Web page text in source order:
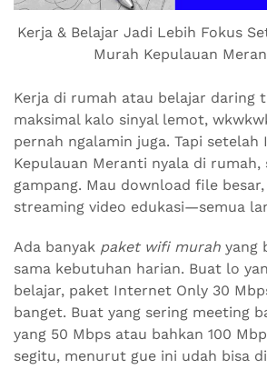
Kerja & Belajar Jadi Lebih Fokus
Murah Kepulauan
Kerja di rumah atau belajar daring
maksimal kalo sinyal lemot,
pernah ngalamin juga. Tapi setelah
Kepulauan Meranti nyala di rumah,
gampang. Mau download file
streaming video edukasi—semua
Ada banyak paket wifi murah yang
sama kebutuhan harian. Buat lo
belajar, paket Internet Only 30
banget. Buat yang sering meeting
yang 50 Mbps atau bahkan 100
segitu, menurut gue ini udah bisa